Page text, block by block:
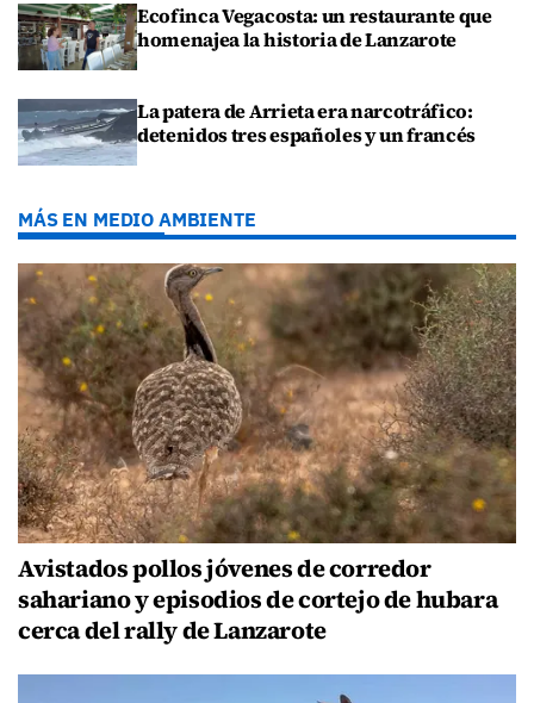
Ecofinca Vegacosta: un restaurante que
homenajea la historia de Lanzarote
La patera de Arrieta era narcotráfico:
detenidos tres españoles y un francés
MÁS EN MEDIO AMBIENTE
Avistados pollos jóvenes de corredor
sahariano y episodios de cortejo de hubara
cerca del rally de Lanzarote